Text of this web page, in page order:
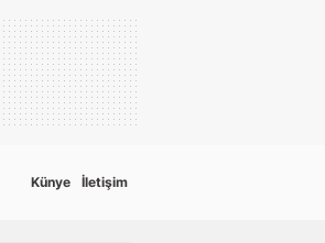
Künye İletişim
Adana
Adıyaman